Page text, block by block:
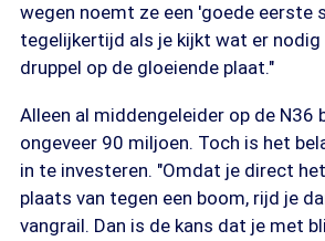
wegen noemt ze een 'goede eerste
tegelijkertijd als je kijkt wat er nodig
druppel op de gloeiende plaat."
Alleen al middengeleider op de N36
ongeveer 90 miljoen. Toch is het
in te investeren. "Omdat je direct
plaats van tegen een boom, rijd je
vangrail. Dan is de kans dat je met